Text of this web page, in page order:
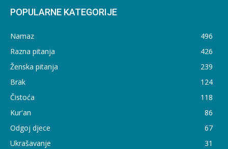
POPULARNE KATEGORIJE
Namaz
496
Razna pitanja
426
Ženska pitanja
239
Brak
124
Čistoća
118
Kur'an
86
Odgoj djece
67
Ukrašavanje
31